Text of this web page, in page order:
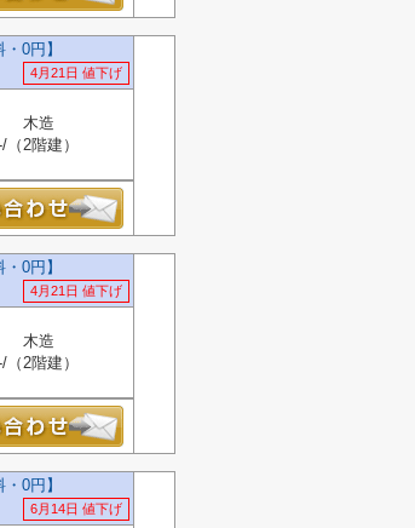
0円】
4月21日 値下げ
木造
（2階建）
0円】
4月21日 値下げ
木造
（2階建）
0円】
6月14日 値下げ